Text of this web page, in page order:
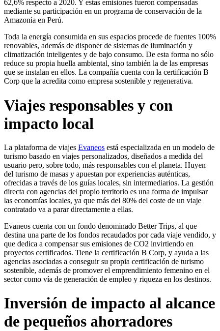
62,6% respecto a 2020. Y estas emisiones fueron compensadas
mediante su participación en un programa de conservación de la
Amazonía en Perú.
Toda la energía consumida en sus espacios procede de fuentes 100%
renovables, además de disponer de sistemas de iluminación y
climatización inteligentes y de bajo consumo. De esta forma no sólo
reduce su propia huella ambiental, sino también la de las empresas
que se instalan en ellos. La compañía cuenta con la certificación B
Corp que la acredita como empresa sostenible y regenerativa.
Viajes responsables y con
impacto local
La plataforma de viajes Evaneos está especializada en un modelo de
turismo basado en viajes personalizados, diseñados a medida del
usuario pero, sobre todo, más responsables con el planeta. Huyen
del turismo de masas y apuestan por experiencias auténticas,
ofrecidas a través de los guías locales, sin intermediarios. La gestión
directa con agencias del propio territorio es una forma de impulsar
las economías locales, ya que más del 80% del coste de un viaje
contratado va a parar directamente a ellas.
Evaneos cuenta con un fondo denominado Better Trips, al que
destina una parte de los fondos recaudados por cada viaje vendido, y
que dedica a compensar sus emisiones de CO2 invirtiendo en
proyectos certificados. Tiene la certificación B Corp, y ayuda a las
agencias asociadas a conseguir su propia certificación de turismo
sostenible, además de promover el emprendimiento femenino en el
sector como vía de generación de empleo y riqueza en los destinos.
Inversión de impacto al alcance
de pequeños ahorradores